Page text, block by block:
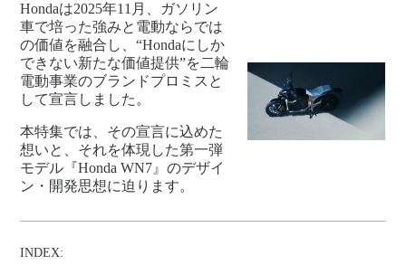
Hondaは2025年11月、ガソリン
車で培った強みと電動ならでは
の価値を融合し、“Hondaにしか
できない新たな価値提供”を二輪
電動事業のブランドプロミスと
して宣言しました。
本特集では、その宣言に込めた
想いと、それを体現した第一弾
モデル『Honda WN7』のデザイ
ン・開発思想に迫ります。
INDEX: